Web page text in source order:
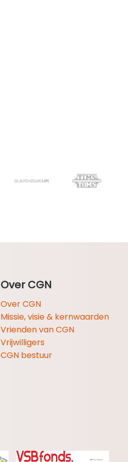
Over CGN
Over CGN
Missie, visie & kernwaarden
Vrienden van CGN
Vrijwilligers
CGN bestuur